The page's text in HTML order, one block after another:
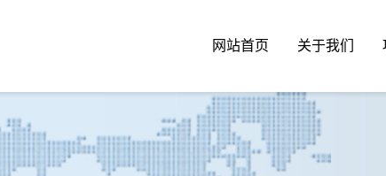
网站首页 关于我们